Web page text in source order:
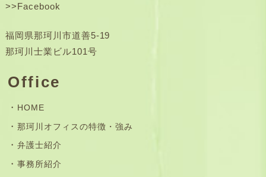
>>Facebook
福岡県那珂川市道善5-19
那珂川士業ビル101号
Office
HOME
那珂川オフィスの特徴・強み
弁護士紹介
事務所紹介